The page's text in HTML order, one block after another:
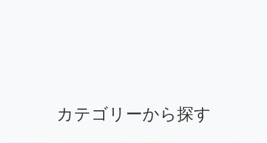
カテゴリーから探す